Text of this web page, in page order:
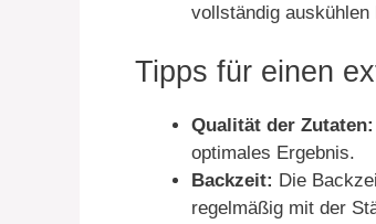
vollständig auskühlen
Tipps für einen
Qualität der Zutaten:
optimales Ergebnis.
Backzeit: Die
regelmäßig mit der